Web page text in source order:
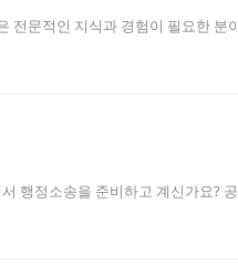
문적인 지식과 경험이 필요한 분
행정소송을 준비하고 계신가요?